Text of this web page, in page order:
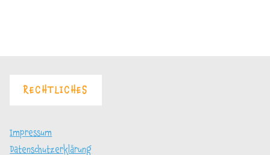
RECHTLICHES
Impressum
Datenschutzerklärung